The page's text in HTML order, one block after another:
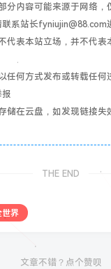
分内容可能来源于网络，
系站长fyniujin@88.com
代表本站立场，并不代表
任何方式发布或转载任何
储在云盘，如发现链接失
THE END
世界
文章不错？点个赞呗